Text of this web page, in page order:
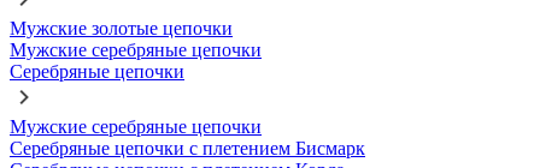
Мужские золотые цепочки
Мужские серебряные цепочки
Серебряные цепочки
Мужские серебряные цепочки
Серебряные цепочки с плетением Бисмарк